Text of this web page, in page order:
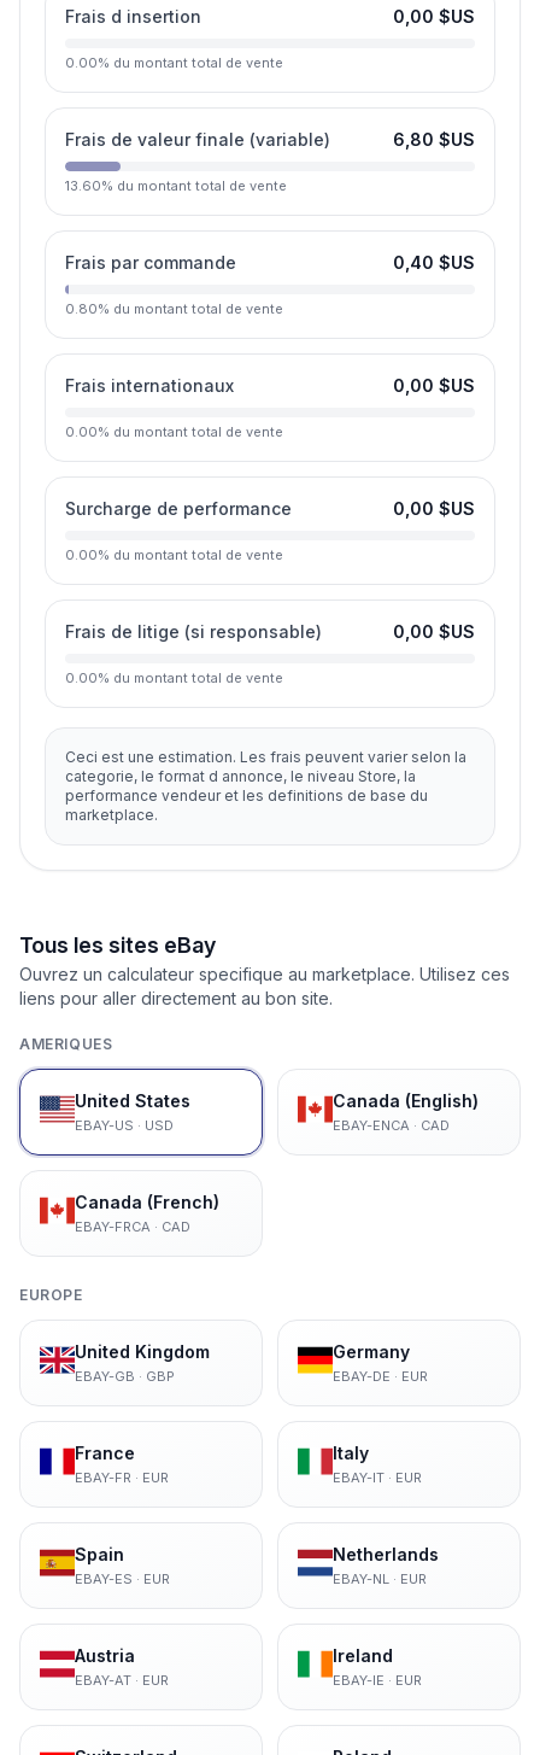
Frais d insertion 0,00 $US
0.00% du montant total de vente
Frais de valeur finale (variable) 6,80 $US
13.60% du montant total de vente
Frais par commande 0,40 $US
0.80% du montant total de vente
Frais internationaux 0,00 $US
0.00% du montant total de vente
Surcharge de performance 0,00 $US
0.00% du montant total de vente
Frais de litige (si responsable) 0,00 $US
0.00% du montant total de vente
Ceci est une estimation. Les frais peuvent varier selon la
categorie, le format d annonce, le niveau Store, la
performance vendeur et les definitions de base du
marketplace.
Tous les sites eBay
Ouvrez un calculateur specifique au marketplace. Utilisez ces
liens pour aller directement au bon site.
AMERIQUES
United States
EBAY-US · USD
Canada (English)
EBAY-ENCA · CAD
Canada (French)
EBAY-FRCA · CAD
EUROPE
United Kingdom
EBAY-GB · GBP
Germany
EBAY-DE · EUR
France
EBAY-FR · EUR
Italy
EBAY-IT· EUR
Spain
EBAY-ES · EUR
Netherlands
EBAY-NL· EUR
Austria
EBAY-AT· EUR
Ireland
EBAY-IE · EUR